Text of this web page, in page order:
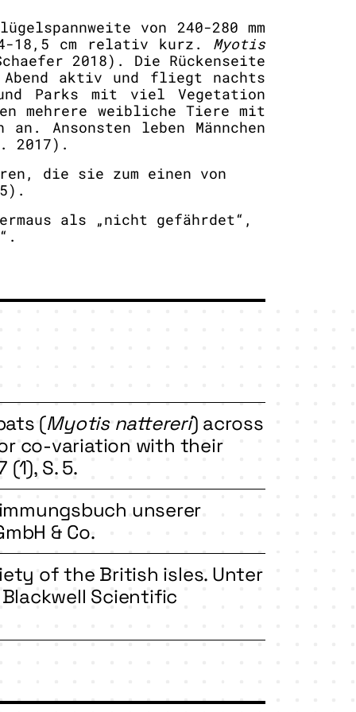
von 240-280 mm
18,5 cm relativ kurz. Myotis
2018). Die Rückenseite
aktiv und fliegt nachts
und Parks mit viel Vegetation
mehrere weibliche Tiere mit
Ansonsten leben Männchen
2017).
die sie zum einen von
als „nicht gefährdet“,
(Myotis nattereri) across
co-variation with their
S. 5.
unserer
& Co.
of the British isles. Unter
Scientific